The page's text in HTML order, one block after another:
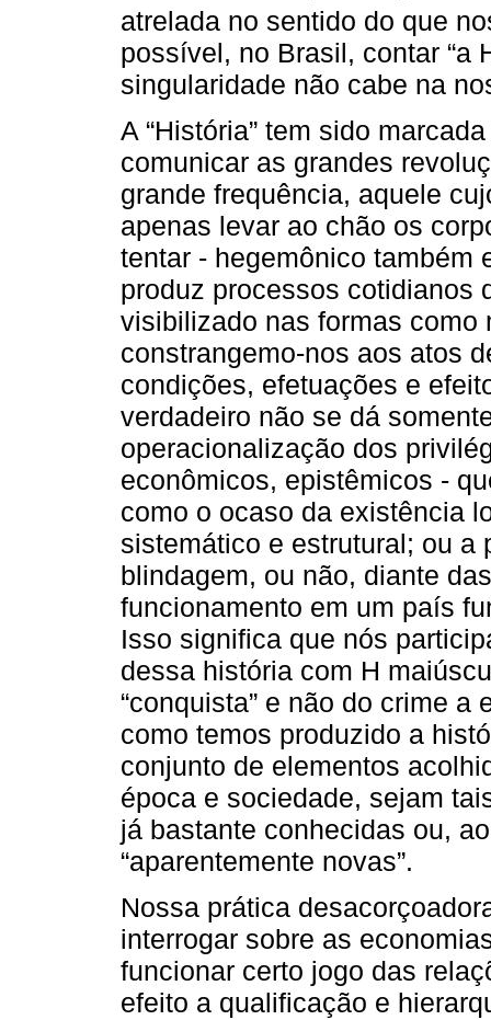
atrelada no sentido do que
possível, no Brasil, contar “a
singularidade não cabe na
A “História” tem sido
comunicar as grandes
grande frequência, aquele
apenas levar ao chão os
tentar - hegemônico também
produz processos cotidianos
visibilizado nas formas como
constrangemo-nos aos atos
condições, efetuações e
verdadeiro não se dá
operacionalização dos
econômicos, epistêmicos -
como o ocaso da existência
sistemático e estrutural; ou a
blindagem, ou não, diante
funcionamento em um país
Isso significa que nós
dessa história com H
“conquista” e não do crime a
como temos produzido a
conjunto de elementos
época e sociedade, sejam
já bastante conhecidas ou,
“aparentemente novas”.
Nossa prática
interrogar sobre as
funcionar certo jogo das
efeito a qualificação e